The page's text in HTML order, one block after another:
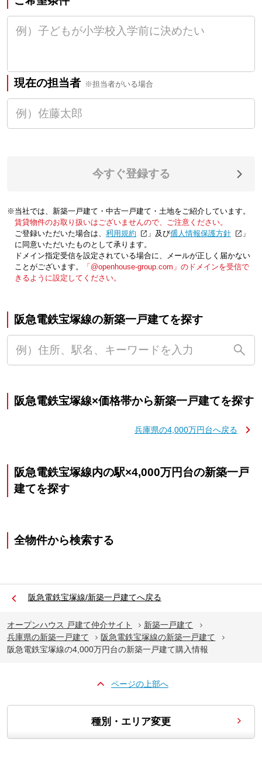
現在の担当者 ※担当者がいる場合
今すぐ登録する
※当社では、新築一戸建て・中古一戸建て・土地をご紹介しています。
賃貸物件のお取り扱いはございませんので、ご注意ください。
ご登録いただいた場合は、「利用規約 」及び「個人情報保護方針
」
に同意いただいたものとして承ります。
ドメイン指定受信を設定されている場合に、メールが正しく届かない
ことがございます。
「@openhouse-group.com」のドメインを受信で
きるように設定してください。
阪急電鉄宝塚線の新築一戸建てを探す
阪急電鉄宝塚線×価格帯から新築一戸建てを探す
兵庫県の4,000万円台へ戻る
阪急電鉄宝塚線内の駅×4,000万円台の新築一戸
建てを探す
全物件から検索する
阪急電鉄宝塚線/新築一戸建てへ戻る
オープンハウス 戸建て仲介サイト
新築一戸建て
兵庫県の新築一戸建て
阪急電鉄宝塚線の新築一戸建て
阪急電鉄宝塚線の4,000万円台の新築一戸建て購入情報
ページの上部へ
種別・エリア変更